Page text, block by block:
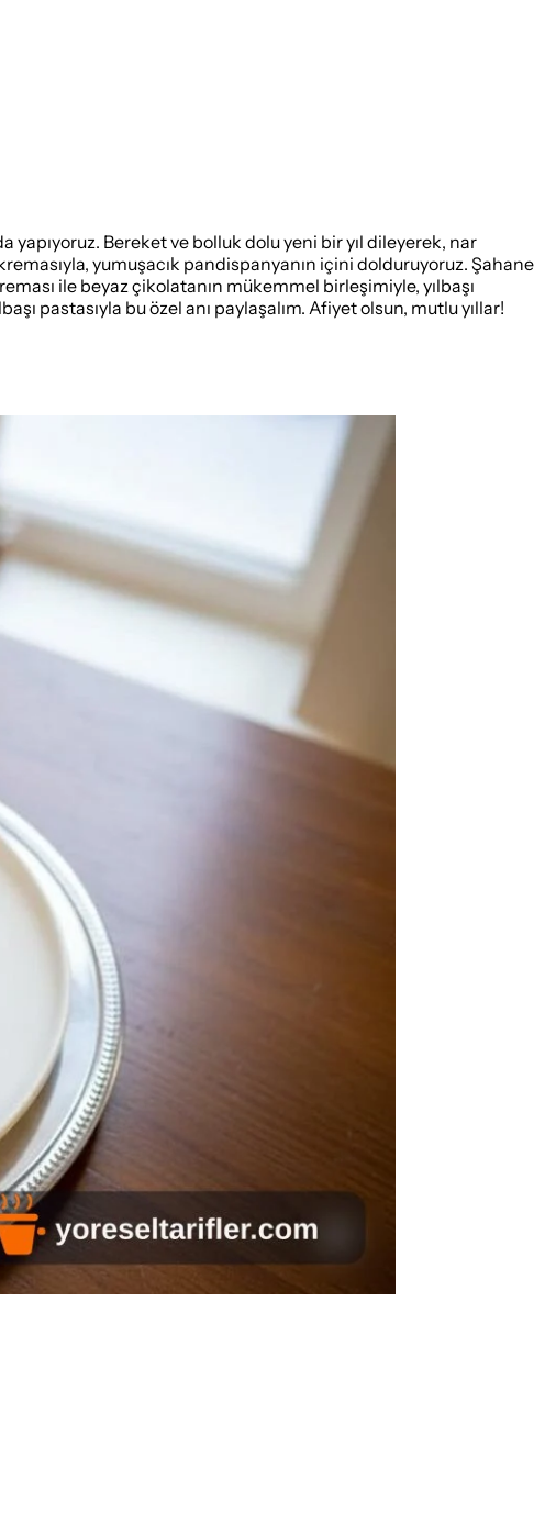
yapıyoruz. Bereket ve bolluk dolu yeni bir yıl dileyerek, nar
yumuşacık pandispanyanın içini dolduruyoruz. Şahane
ile beyaz çikolatanın mükemmel birleşimiyle, yılbaşı
pastasıyla bu özel anı paylaşalım. Afiyet olsun, mutlu yıllar!